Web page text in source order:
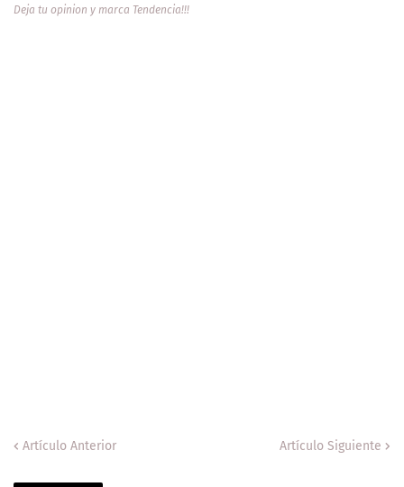
Deja tu opinion y marca Tendencia!!!
Artículo Anterior Artículo Siguiente